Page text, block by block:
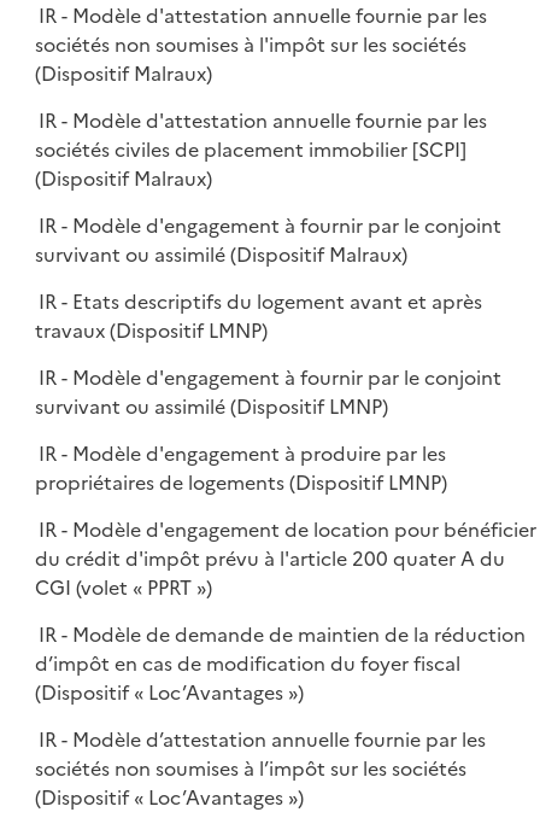
IR - Modèle d'attestation annuelle fournie par les
sociétés non soumises à l'impôt sur les sociétés
(Dispositif Malraux)
IR - Modèle d'attestation annuelle fournie par les
sociétés civiles de placement immobilier [SCPI]
(Dispositif Malraux)
IR - Modèle d'engagement à fournir par le conjoint
survivant ou assimilé (Dispositif Malraux)
IR - Etats descriptifs du logement avant et après
travaux (Dispositif LMNP)
IR - Modèle d'engagement à fournir par le conjoint
survivant ou assimilé (Dispositif LMNP)
IR - Modèle d'engagement à produire par les
propriétaires de logements (Dispositif LMNP)
IR - Modèle d'engagement de location pour bénéficier
du crédit d'impôt prévu à l'article 200 quater A du
CGI (volet « PPRT »)
IR - Modèle de demande de maintien de la réduction
d’impôt en cas de modification du foyer fiscal
(Dispositif « Loc’Avantages »)
IR - Modèle d’attestation annuelle fournie par les
sociétés non soumises à l’impôt sur les sociétés
(Dispositif « Loc’Avantages »)